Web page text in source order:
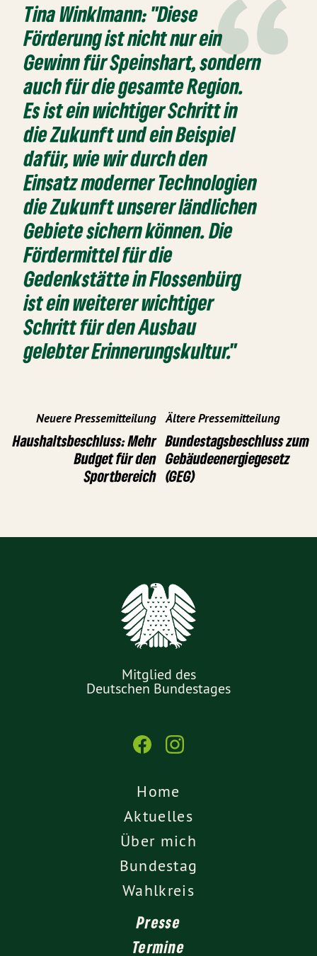
Tina Winklmann: "Diese
Förderung ist nicht nur ein
Gewinn für Speinshart, sondern
auch für die gesamte Region.
Es ist ein wichtiger Schritt in
die Zukunft und ein Beispiel
dafür, wie wir durch den
Einsatz moderner Technologien
die Zukunft unserer ländlichen
Gebiete sichern können. Die
Fördermittel für die
Gedenkstätte in Flossenbürg
ist ein weiterer wichtiger
Schritt für den Ausbau
gelebter Erinnerungskultur."
Neuere Pressemitteilung
Haushaltsbeschluss: Mehr
Budget für den
Sportbereich
Ältere Pressemitteilung
Bundestagsbeschluss zum
Gebäudeenergiegesetz
(GEG)
Mitglied des
Deutschen Bundestages
Home
Aktuelles
Über mich
Bundestag
Wahlkreis
Presse
Termine